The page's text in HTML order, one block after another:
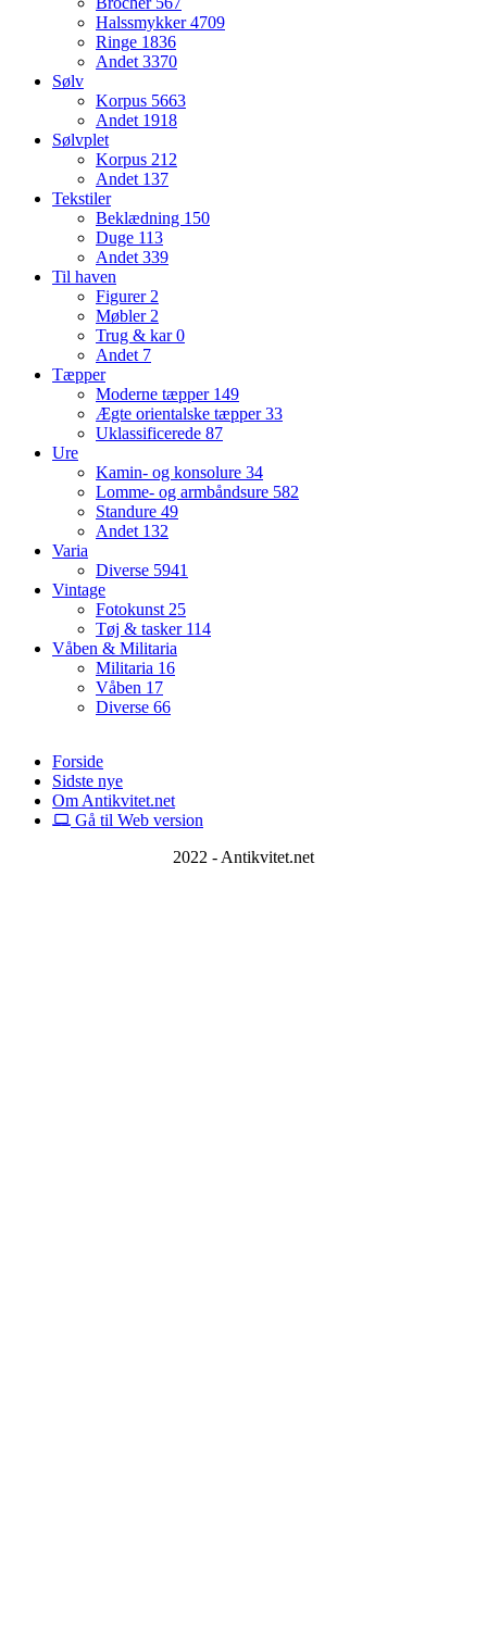
Halssmykker4709
Ringe 1836
Andet3370
Sølv
Korpus 5663
Andet 1918
Sølvplet
Korpus 212
Andet 137
Tekstiler
Beklædning 150
Duge 113
Andet339
Til haven
Figurer2
Møbler2
Trug & kar0
Andet 7
Tæpper
Moderne tæpper 149
Ægte orientalske tæpper33
Uklassificerede 87
Ure
Kamin- og konsolure 34
Lomme- og armbåndsure 582
Standure 49
Andet 132
Varia
Diverse 5941
Vintage
Fotokunst25
Tøj & tasker 114
Våben & Militaria
Militaria 16
Våben 17
Diverse 66
Forside
Sidste nye
Om Antikvitet.net
Gå til Web version
2022 - Antikvitet.net